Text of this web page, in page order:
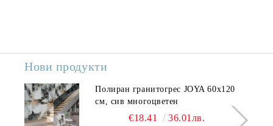
Нови продукти
Полиран гранитогрес JOYA 60x120
см, сив многоцветен
€18.41 36.01лв.